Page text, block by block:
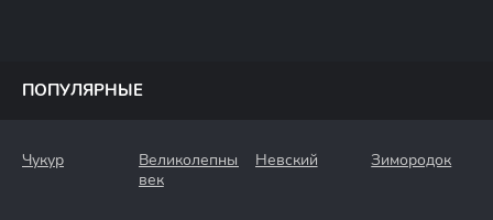
ПОПУЛЯРНЫЕ
Чукур
Великолепный
век
Невский Зимородок